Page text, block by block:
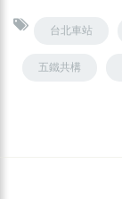
台北車站
五鐵共構